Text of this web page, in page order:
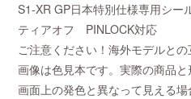
S1-XR GP日本特別仕様専用シー
ティアオフ PINLOCK対応
ご注意ください！海外モデルとの
画像は色見本です。実際の商品と
画面上の発色と異なって見える場